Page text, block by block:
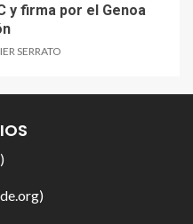
y firma por el Genoa
SERRATO